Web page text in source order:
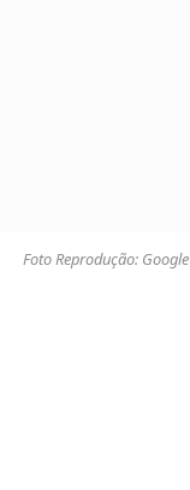
Foto Reprodução: